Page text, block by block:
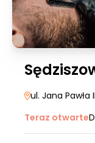
ul. Jana Pawła
Teraz otwarte